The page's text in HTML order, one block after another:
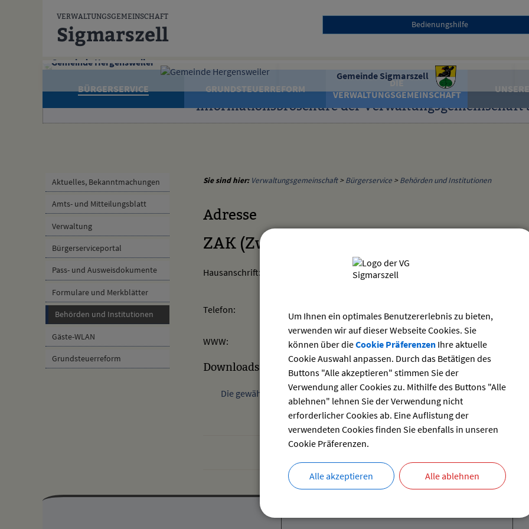
VERWALTUNGSGEMEINSCHAFT
Sigmarszell Bedienungshilfe
Gemeinde Hergensweiler
Gemeinde Sigmarszell
BÜRGERSERVICE
GRUNDSTEUERREFORM
DIE
VERWALTUNGSGEMEINSCHAFT
Informationsbroschüre der Verwaltungsgemeinschaft
Aktuelles, Bekanntmachungen
Amts- und Mitteilungsblatt
Verwaltung
Bürgerserviceportal
Pass- und Ausweisdokumente
Formulare und Merkblätter
Behörden und Institutionen
Gäste-WLAN
Grundsteuerreform
Sie sind hier: Verwaltungsgemeinschaft>Bürgerservice >Behörden und Institutionen
Adresse
ZAK (Zweckverband für Abfallwirtschaft
Hausanschrift:
Telefon:
WWW: www.zak-kempten.de
Downloads
Die gewählte Adresse als VCF-Visitenkartendatei downloaden
Um Ihnen ein optimales Benutzererlebnis zu bieten,
verwenden wir auf dieser Webseite Cookies. Sie
können über dieCookie PräferenzenIhre aktuelle
Cookie Auswahl anpassen. Durch das Betätigen des
Buttons "Alle akzeptieren" stimmen Sie der
Verwendung aller Cookies zu. Mithilfe des Buttons "Alle
ablehnen" lehnen Sie der Verwendung nicht
erforderlicher Cookies ab. Eine Auflistung der
verwendeten Cookies finden Sie ebenfalls in unseren
Cookie Präferenzen.
Alle akzeptieren Alle ablehnen